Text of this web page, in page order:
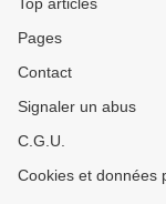
Pages
Contact
Signaler un abus
C.G.U.
Cookies et données